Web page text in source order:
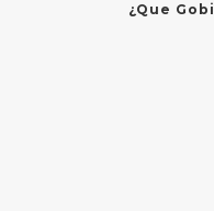
¿Que